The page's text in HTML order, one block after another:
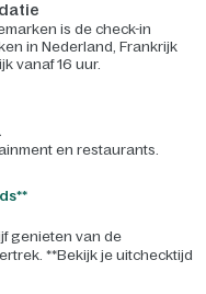
is de check-in
in Nederland, Frankrijk
vanaf 16 uur.
en restaurants.
genieten van de
**Bekijk je uitchecktijd